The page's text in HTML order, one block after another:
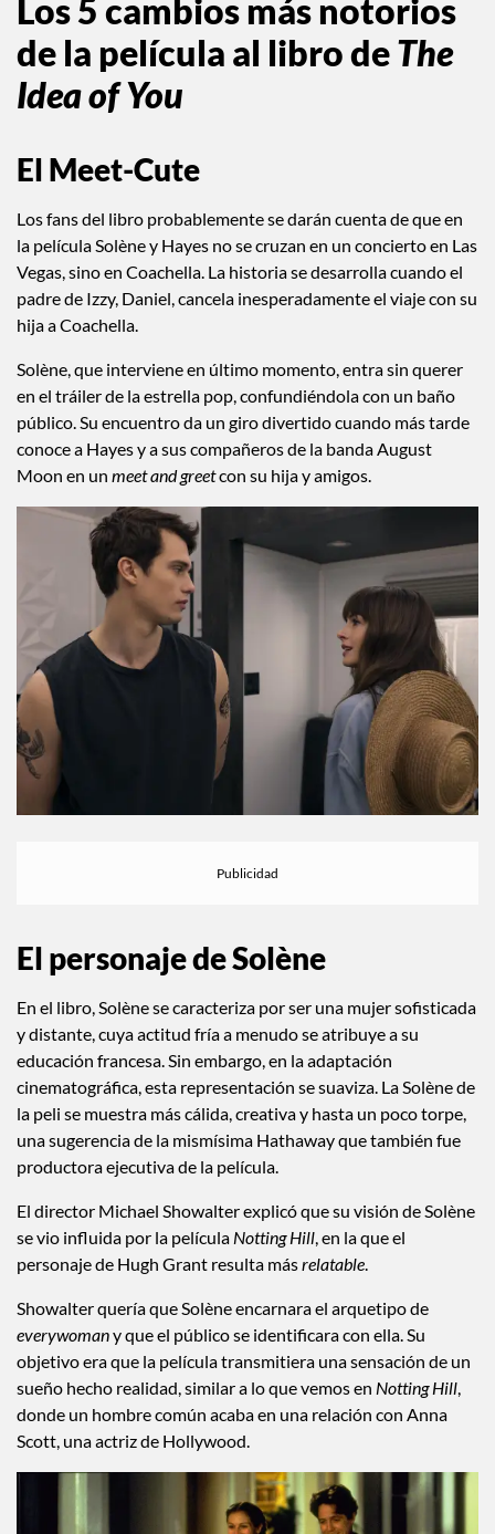
Los 5 cambios más notorios
de la película al libro deThe
Idea of You
El Meet-Cute
Los fans del libro probablemente se darán cuenta de que en
la película Solène y Hayes no se cruzan en un concierto en Las
Vegas, sino en Coachella. La historia se desarrolla cuando el
padre de Izzy, Daniel, cancela inesperadamente el viaje con su
hija a Coachella.
Solène, que interviene en último momento, entra sin querer
en el tráiler de la estrella pop, confundiéndola con un baño
público. Su encuentro da un giro divertido cuando más tarde
conoce a Hayes y a sus compañeros de la banda August
Moon en un meet and greetcon su hija y amigos.
El personaje de Solène
En el libro, Solène se caracteriza por ser una mujer sofisticada
y distante, cuya actitud fría a menudo se atribuye a su
educación francesa. Sin embargo, en la adaptación
cinematográfica, esta representación se suaviza. La Solène de
la peli se muestra más cálida, creativa y hasta un poco torpe,
una sugerencia de la mismísima Hathaway que también fue
productora ejecutiva de la película.
El director Michael Showalter explicó que su visión de Solène
se vio influida por la película Notting Hill, en la que el
personaje de Hugh Grant resulta másrelatable.
Showalter quería que Solène encarnara el arquetipo de
everywomany que el público se identificara con ella. Su
objetivo era que la película transmitiera una sensación de un
sueño hecho realidad, similar a lo que vemos en Notting Hill,
donde un hombre común acaba en una relación con Anna
Scott, una actriz de Hollywood.